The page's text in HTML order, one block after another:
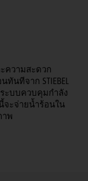
ความสะดวก
นทีจาก STIEBEL
ระบบควบคุมกำลัง
จะจ่ายน้ำร้อนใน
าพ